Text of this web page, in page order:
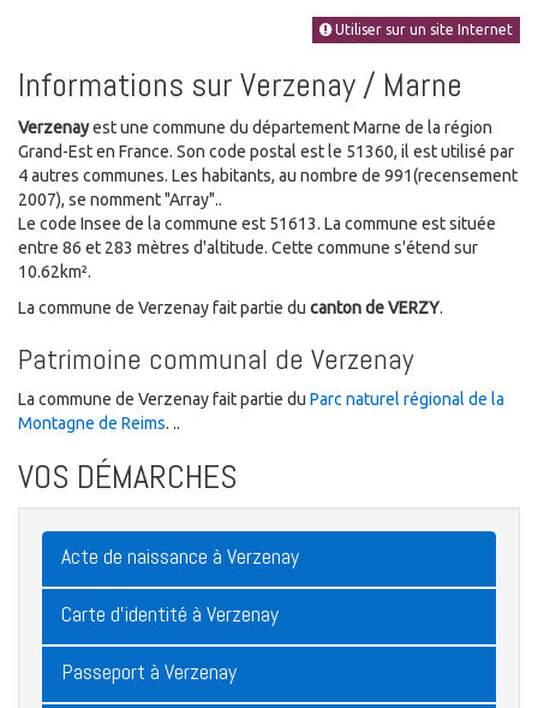
Utiliser sur un site Internet
Informations sur Verzenay / Marne
Verzenayest une commune du département Marne de la région
Grand-Est en France. Son code postal est le 51360, il est utilisé par
4 autres communes. Les habitants, au nombre de 991(recensement
2007), se nomment "Array"..
Le code Insee de la commune est 51613. La commune est située
entre 86 et 283 mètres d'altitude. Cette commune s'étend sur
10.62km².
La commune de Verzenay fait partie du canton de VERZY.
Patrimoine communal de Verzenay
La commune de Verzenay fait partie du Parc naturel régional de la
Montagne de Reims. ..
VOS DÉMARCHES
Acte de naissance à Verzenay
Carte d'identité à Verzenay
Passeport à Verzenay